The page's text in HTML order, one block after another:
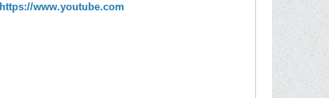
https://www.youtube.com